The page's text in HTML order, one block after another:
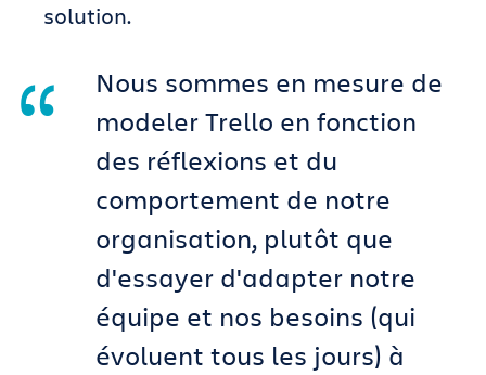
solution.
Nous sommes en mesure de
modeler Trello en fonction
des réflexions et du
comportement de notre
organisation, plutôt que
d'essayer d'adapter notre
équipe et nos besoins (qui
évoluent tous les jours) à